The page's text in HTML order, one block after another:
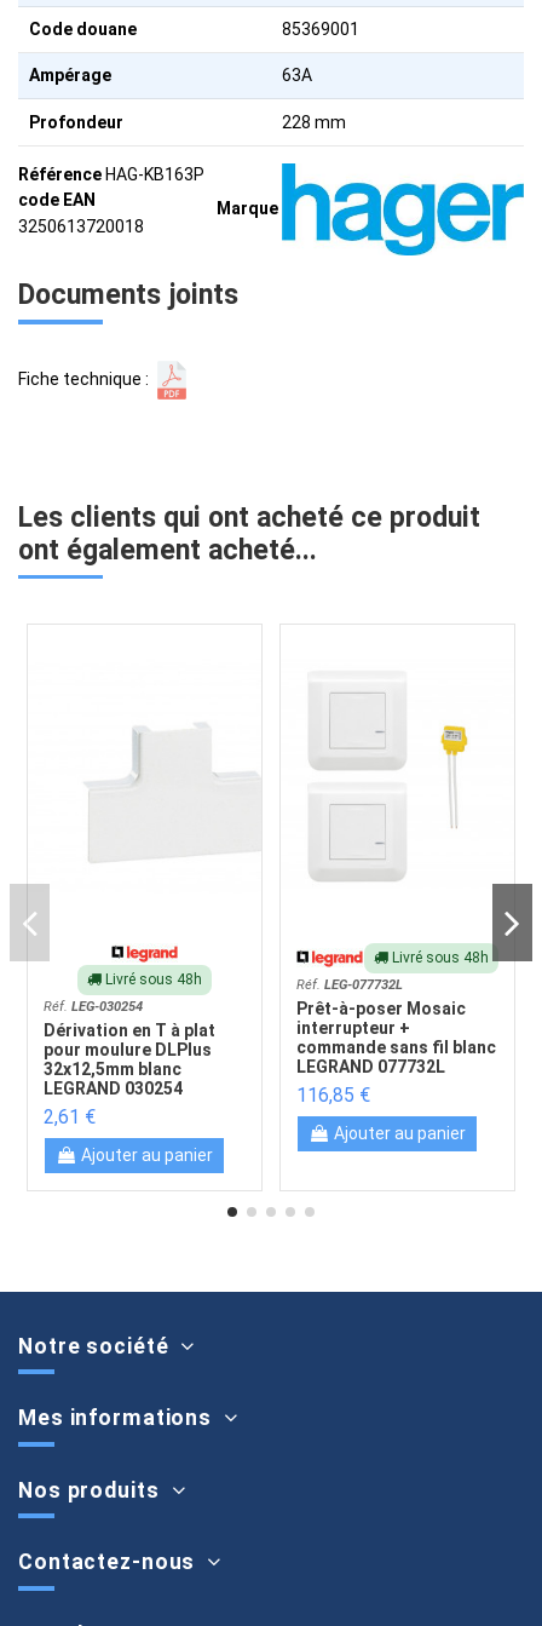
Code douane 85369001
Ampérage 63A
Profondeur 228 mm
Marque
Référence HAG-KB163P
code EAN
3250613720018
Documents joints
Fiche technique :
Les clients qui ont acheté ce produit
ont également acheté...
Livré sous 48h
Réf.LEG-030254
Dérivation en T à plat
pour moulure DLPlus
32x12,5mm blanc
LEGRAND 030254
2,61 €
Ajouter au panier
Livré sous 48h
Réf.LEG-077732L
Prêt-à-poser Mosaic
interrupteur +
commande sans fil blanc
LEGRAND 077732L
116,85 €
Ajouter au panier
Notre société
Mes informations
Nos produits
Contactez-nous